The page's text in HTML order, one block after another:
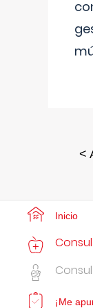
<
Inicio
¡Me